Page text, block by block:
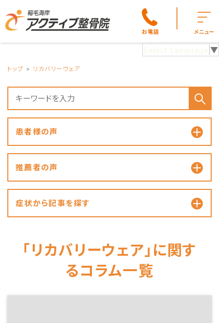
お電話 メニュー
Select Language ▼
トップ リカバリーウェア
患者様の声
推薦者の声
症状から記事を探す
「リカバリーウェア」に関す
るコラム一覧